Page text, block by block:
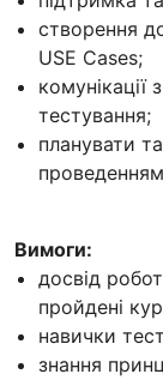
створення
USE Cases;
комунікації
тестування;
планувати
Вимоги:
досвід
пройдені
навички
знання